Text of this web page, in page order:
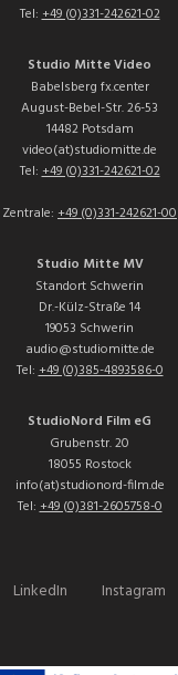
Tel:+49 (0)331-242621-02
Studio Mitte Video
Babelsberg fx.center
August-Bebel-Str. 26-53
14482 Potsdam
video(at)studiomitte.de
Tel:+49 (0)331-242621-02
Zentrale: +49 (0)331-242621-00
Studio Mitte MV
Standort Schwerin
Dr.-Külz-Straße 14
19053 Schwerin
audio@studiomitte.de
Tel:+49 (0)385-4893586-0
StudioNord Film eG
Grubenstr. 20
18055 Rostock
info(at)studionord-film.de
Tel:+49 (0)381-2605758-0
LinkedIn Instagram